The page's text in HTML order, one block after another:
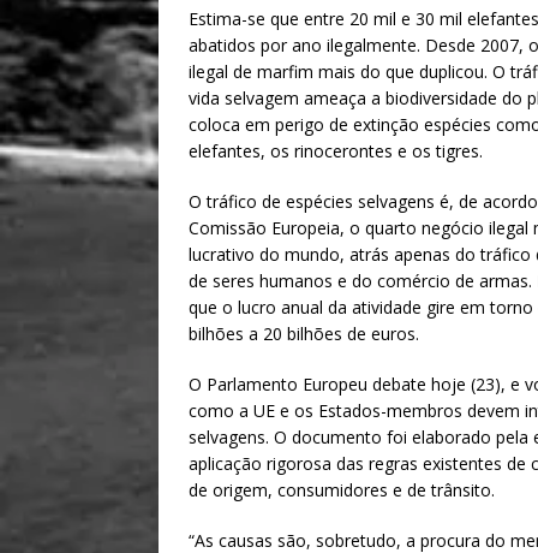
at
s
A
p
p
ai
l
ar
e
Estima-se que entre 20 mil e 30 mil
abatidos por ano ilegalmente. Desde 2007,
ilegal de marfim mais do que duplicou. O
vida selvagem ameaça a biodiversidade do
coloca em perigo de extinção espécies
elefantes, os rinocerontes e os tigres.
O tráfico de espécies selvagens é, de
Comissão Europeia, o quarto negócio ilegal
lucrativo do mundo, atrás apenas do tráfico
de seres humanos e do comércio de armas.
que o lucro anual da atividade gire em torno
bilhões a 20 bilhões de euros.
O Parlamento Europeu debate hoje (23), e
como a UE e os Estados-membros devem
selvagens. O documento foi elaborado
aplicação rigorosa das regras existentes
de origem, consumidores e de trânsito.
“As causas são, sobretudo, a procura do